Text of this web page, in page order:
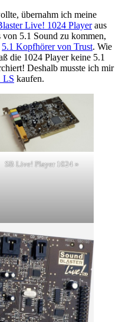
übernahm ich meine
Live! 1024 Playeraus
5.1 Sound zu kommen,
5.1 Kopfhörer von Trust. Wie
die 1024 Player keine 5.1
Deshalb musste ich mir
LS kaufen.
SB Live! Player 1024 »